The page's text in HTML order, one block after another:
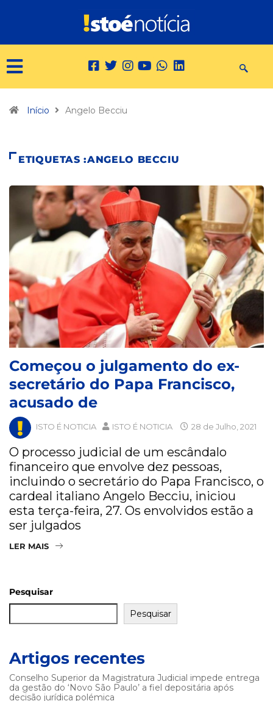
Início Angelo Becciu
ETIQUETAS :ANGELO BECCIU
Começou o julgamento do ex-
secretário do Papa Francisco,
acusado de
ISTO É NOTICIA ISTO É NOTICIA 28 de Julho, 2021
O processo judicial de um escândalo
financeiro que envolve dez pessoas,
incluindo o secretário do Papa Francisco, o
cardeal italiano Angelo Becciu, iniciou
esta terça-feira, 27. Os envolvidos estão a
ser julgados
LER MAIS
Pesquisar
Pesquisar
Artigos recentes
Conselho Superior da Magistratura Judicial impede entrega
da gestão do ‘Novo São Paulo’ a fiel depositária após
decisão jurídica polémica